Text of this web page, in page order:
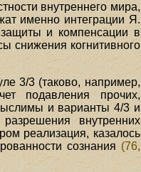
внутреннего мира,
именно интеграции Я.
защиты и компенсации в
снижения когнитивного
3/3 (таково, например,
подавления прочих,
и варианты 4/3 и
внутренних
реализация, казалось
сознания (76,